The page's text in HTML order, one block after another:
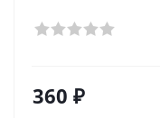
360 ₽